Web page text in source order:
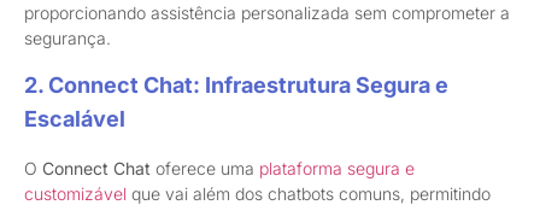
proporcionando assistência personalizada sem comprometer a
segurança.
2. Connect Chat: Infraestrutura Segura e
Escalável
O Connect Chat oferece uma plataforma segura e
customizável que vai além dos chatbots comuns, permitindo